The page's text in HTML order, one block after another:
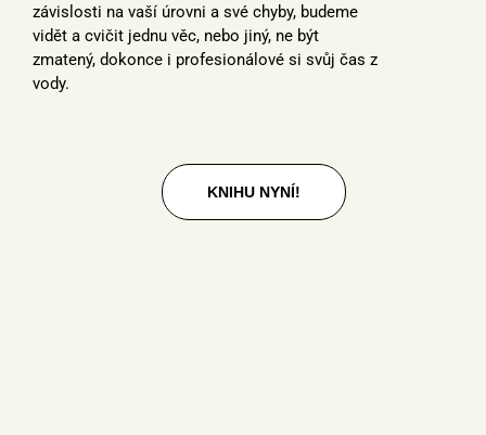
závislosti na vaší úrovni a své chyby, budeme
vidět a cvičit jednu věc, nebo jiný, ne být
zmatený, dokonce i profesionálové si svůj čas z
vody.
KNIHU NYNÍ!